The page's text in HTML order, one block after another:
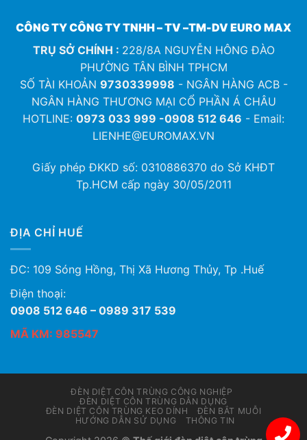
CÔNG TY CÔNG TY TNHH – TV –TM-DV EURO MAX
TRỤ SỞ CHÍNH : 228/8A NGUYỄN HÔNG ĐÀO
PHƯỜNG TÂN BÌNH TPHCM
SỐ TÀI KHOẢN 9730339998 - NGÂN HÀNG ACB -
NGÂN HÀNG THƯƠNG MẠI CỔ PHẦN Á CHÂU
HOTLINE: 0973 033 999 -0908 512 646 - Email:
LIENHE@EUROMAX.VN
Giấy phép ĐKKD số: 0310886370 do Sở KHĐT
Tp.HCM cấp ngày 30/05/2011
ĐỊA CHỈ HUẾ
ĐC: 109 Sóng Hồng, Thị Xã Hương Thủy, Tp .Huế
Điện thoại:
0908 512 646 – 0989 317 539
MÃ KM: 985547
ĐÈN DIỆT CÔN TRÙNG CÔNG NGHIỆP
ĐÈN DIỆT CÔN TRÙNG DÂN DỤNG
ĐÈN DIỆT CÔN TRÙNG KEO DÍNH
ĐÈN BẮT MUỖI
HƯỚNG DẪN SỬ DỤNG
THÔNG TIN